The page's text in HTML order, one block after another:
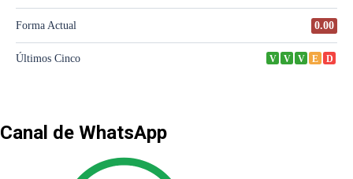
Canal de WhatsApp